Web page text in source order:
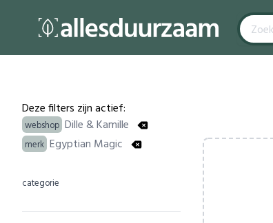
Filters
Deze filters zijn actief:
webshop Dille & Kamille
merk Egyptian Magic
categorie